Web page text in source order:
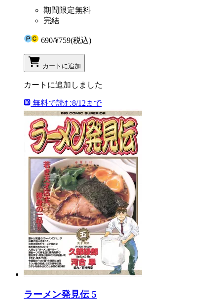
期間限定無料
完結
690/¥759(税込)
カートに追加
カートに追加しました
無料で読む8/12まで
ラーメン発見伝 5